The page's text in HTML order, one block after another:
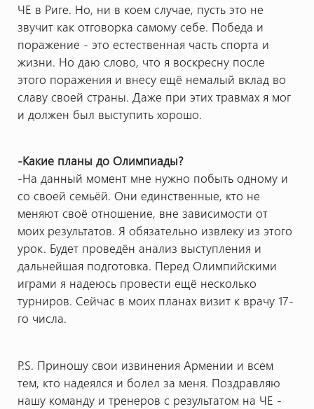
ЧЕ в Риге. Но, ни в коем случае, пусть это не
звучит как отговорка самому себе. Победа и
поражение - это естественная часть спорта и
жизни. Но даю слово, что я воскресну после
этого поражения и внесу ещё немалый вклад во
славу своей страны. Даже при этих травмах я мог
и должен был выступить хорошо.
-Какие планы до Олимпиады?
-На данный момент мне нужно побыть одному и
со своей семьёй. Они единственные, кто не
меняют своё отношение, вне зависимости от
моих результатов. Я обязательно извлеку из этого
урок. Будет проведён анализ выступления и
дальнейшая подготовка. Перед Олимпийскими
играми я надеюсь провести ещё несколько
турниров. Сейчас в моих планах визит к врачу 17-
го числа.
P.S. Приношу свои извинения Армении и всем
тем, кто надеялся и болел за меня. Поздравляю
нашу команду и тренеров с результатом на ЧЕ -